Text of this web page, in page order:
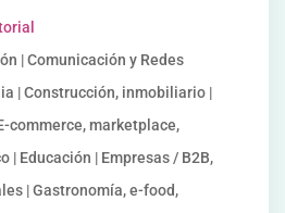
| Comunicación y Redes
| Construcción, inmobiliario |
commerce, marketplace,
| Educación | Empresas / B2B,
| Gastronomía, e-food,